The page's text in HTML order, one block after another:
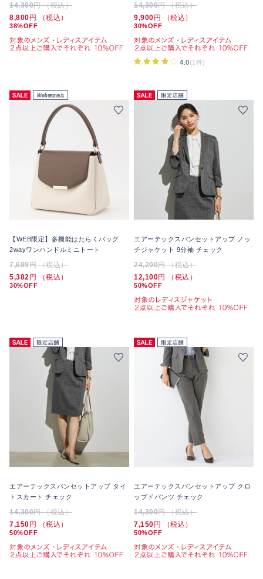
14,300円 （税込）
8,800円 （税込）
38%OFF
14,300円 （税込）
9,900円 （税込）
30%OFF
4.0(1件)
【WEB限定】多機能はたらくバッグ
2wayワンハンドルミニトート
7,689円 （税込）
5,382円 （税込）
30%OFF
エアーテックスパンセットアップ ノッ
チジャケット 9分袖 チェック
24,200円 （税込）
12,100円 （税込）
50%OFF
エアーテックスパンセットアップ タイ
トスカート チェック
14,300円 （税込）
7,150円 （税込）
50%OFF
エアーテックスパンセットアップ クロ
ップドパンツ チェック
14,300円 （税込）
7,150円 （税込）
50%OFF